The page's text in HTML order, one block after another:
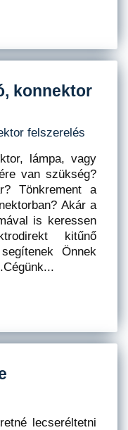
konnektor
lámpa, vagy
van szükség?
Tönkrement a
Akár a
is keressen
kitűnő
Önnek
lecseréltetni